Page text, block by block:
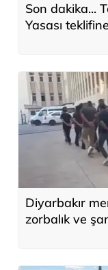
Son dakika...
Yasası
Diyarbakır
zorbalık ve